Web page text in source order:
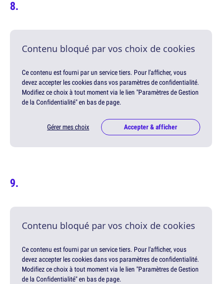
Contenu bloqué par vos choix de cookies
Ce contenu est fourni par un service tiers. Pour l'afficher, vous
devez accepter les cookies dans vos paramètres de confidentialité.
Modifiez ce choix à tout moment via le lien "Paramètres de Gestion
de la Confidentialité" en bas de page.
Gérer mes choix Accepter & afficher
Contenu bloqué par vos choix de cookies
Ce contenu est fourni par un service tiers. Pour l'afficher, vous
devez accepter les cookies dans vos paramètres de confidentialité.
Modifiez ce choix à tout moment via le lien "Paramètres de Gestion
de la Confidentialité" en bas de page.